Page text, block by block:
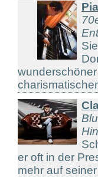
er oft in der
mehr auf